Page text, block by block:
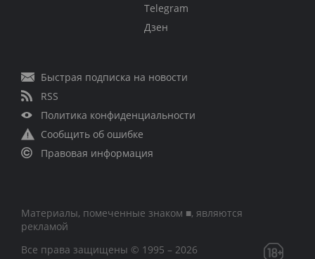
Telegram
Дзен
Быстрая подписка на новости
RSS
Политика конфиденциальности
Сообщить об ошибке
Правовая информация
Материалы, помеченные знаком ■, являются
рекламой
Все права защищены © 1995 – 2026